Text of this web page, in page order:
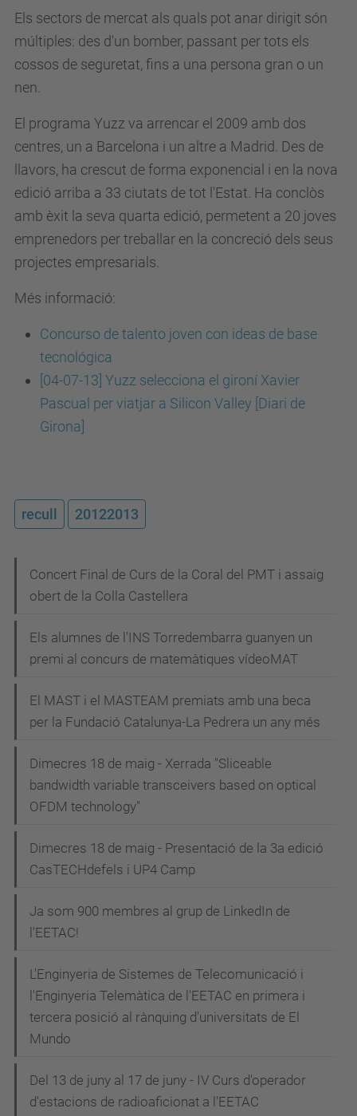
Els sectors de mercat als quals pot anar dirigit són
múltiples: des d'un bomber, passant per tots els
cossos de seguretat, fins a una persona gran o un
nen.
El programa Yuzz va arrencar el 2009 amb dos
centres, un a Barcelona i un altre a Madrid. Des de
llavors, ha crescut de forma exponencial i en la nova
edició arriba a 33 ciutats de tot l'Estat. Ha conclòs
amb èxit la seva quarta edició, permetent a 20 joves
emprenedors per treballar en la concreció dels seus
projectes empresarials.
Més informació:
Concurso de talento joven con ideas de base
tecnológica
[04-07-13] Yuzz selecciona el gironí Xavier
Pascual per viatjar a Silicon Valley [Diari de
Girona]
recull 20122013
g
c
Concert Final de Curs de la Coral del PMT i assaig
obert de la Colla Castellera
Els alumnes de l'INS Torredembarra guanyen un
premi al concurs de matemàtiques vídeoMAT
El MAST i el MASTEAM premiats amb una beca
per la Fundació Catalunya-La Pedrera un any més
Dimecres 18 de maig - Xerrada "Sliceable
bandwidth variable transceivers based on optical
OFDM technology"
Dimecres 18 de maig - Presentació de la 3a edició
CasTECHdefels i UP4 Camp
Ja som 900 membres al grup de LinkedIn de
l'EETAC!
L'Enginyeria de Sistemes de Telecomunicació i
l'Enginyeria Telemàtica de l'EETAC en primera i
tercera posició al rànquing d'universitats de El
Mundo
Del 13 de juny al 17 de juny - IV Curs d'operador
d'estacions de radioaficionat a l'EETAC